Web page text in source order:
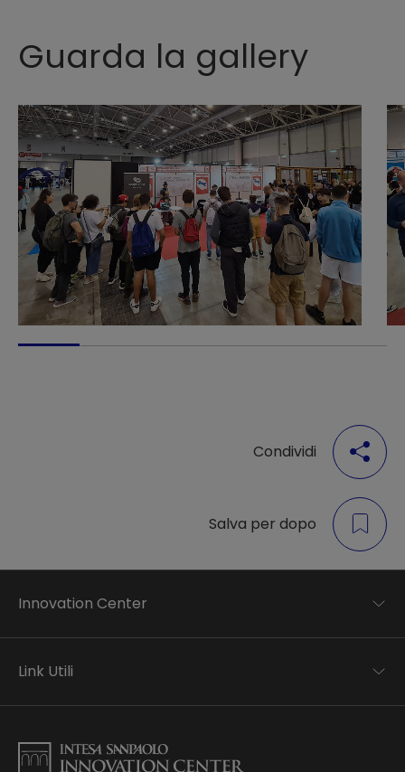
Guarda la gallery
Condividi
Salva per dopo
Innovation Center
Applied research
Business transformation
Link Utili
Informativa Privacy
Informativa Privacy Careers